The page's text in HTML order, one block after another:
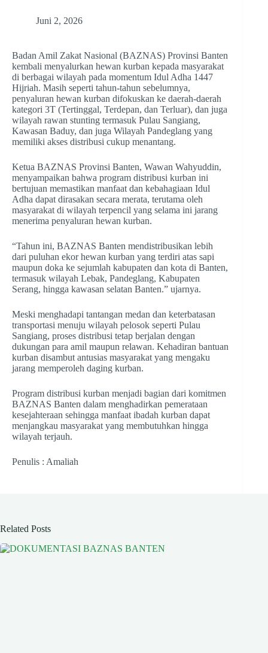
Juni 2, 2026
Badan Amil Zakat Nasional (BAZNAS) Provinsi Banten
kembali menyalurkan hewan kurban kepada masyarakat
di berbagai wilayah pada momentum Idul Adha 1447
Hijriah. Masih seperti tahun-tahun sebelumnya,
penyaluran hewan kurban difokuskan ke daerah-daerah
kategori 3T (Tertinggal, Terdepan, dan Terluar), dan juga
wilayah rawan stunting termasuk Pulau Sangiang,
Kawasan Baduy, dan juga Wilayah Pandeglang yang
memiliki akses distribusi cukup menantang.
Ketua BAZNAS Provinsi Banten, Wawan Wahyuddin,
menyampaikan bahwa program distribusi kurban ini
bertujuan memastikan manfaat dan kebahagiaan Idul
Adha dapat dirasakan secara merata, terutama oleh
masyarakat di wilayah terpencil yang selama ini jarang
menerima penyaluran hewan kurban.
“Tahun ini, BAZNAS Banten mendistribusikan lebih
dari puluhan ekor hewan kurban yang terdiri atas sapi
maupun doka ke sejumlah kabupaten dan kota di Banten,
termasuk wilayah Lebak, Pandeglang, Kabupaten
Serang, hingga kawasan selatan Banten.” ujarnya.
Meski menghadapi tantangan medan dan keterbatasan
transportasi menuju wilayah pelosok seperti Pulau
Sangiang, proses distribusi tetap berjalan dengan
dukungan para amil maupun relawan. Kehadiran bantuan
kurban disambut antusias masyarakat yang mengaku
jarang memperoleh daging kurban.
Program distribusi kurban menjadi bagian dari komitmen
BAZNAS Banten dalam menghadirkan pemerataan
kesejahteraan sehingga manfaat ibadah kurban dapat
menjangkau masyarakat yang membutuhkan hingga
wilayah terjauh.
Penulis : Amaliah
Related Posts